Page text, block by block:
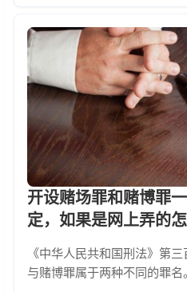
骗行为结束之日起算。若案
嫌疑人逃避侦查或审判，则
第88条）。 为什么追诉时效
开设赌场罪和赌博罪
定，如果是网上弄的
《中华人民共和国刑法》第
与赌博罪属于两种不同的罪